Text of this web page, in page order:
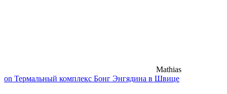
Mathias
on Термальный комплекс Бонг Энгядина в Швице